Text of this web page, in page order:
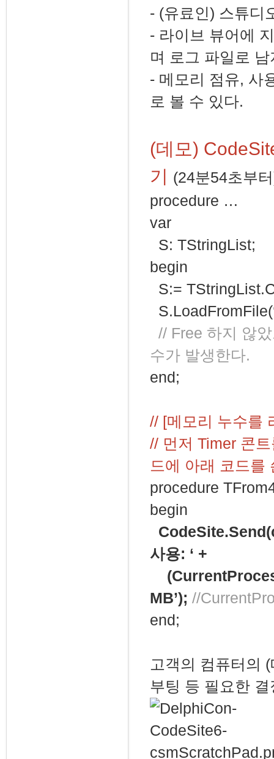
- (유료인) 스튜디
- 라이브 뷰어에
며 로그 파일로
- 메모리 점유, 사
로 볼 수 있다.
(데모)
기 (24분54초부
procedure …
var
S: TStringList;
begin
S:=
// Free 하지 않
수가 발생한다.
end;
// [메모리 누수를
// 먼저 Timer 콘
드에 아래 코드를
procedure
begin
사용: ‘ +
MB’); //
end;
고객의 컴퓨터의
부팅 등 필요한